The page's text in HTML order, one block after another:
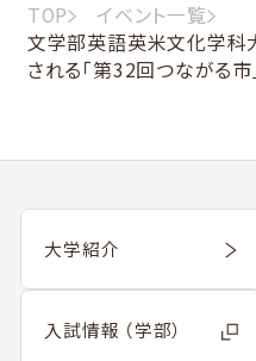
TOP
イベント一覧
文学部英語英米文化学科
される「第32回つながる市
大学紹介
入試情報 （学部）